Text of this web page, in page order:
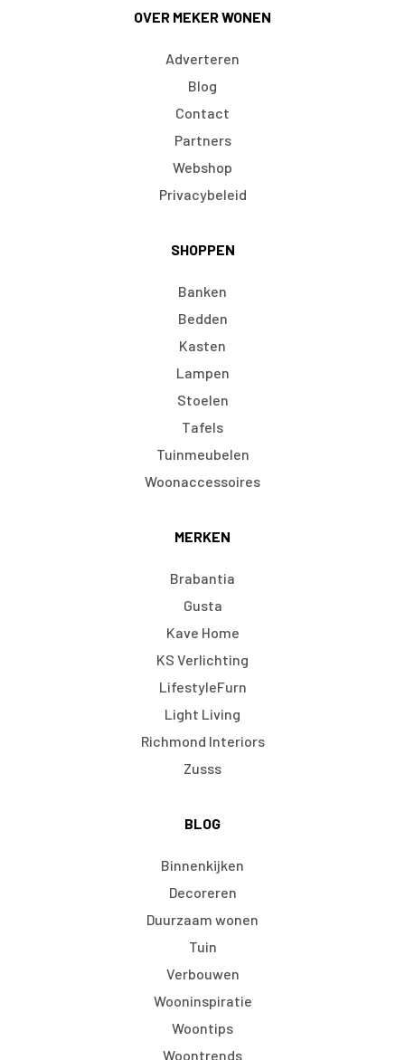
OVER MEKER WONEN
Adverteren
Blog
Contact
Partners
Webshop
Privacybeleid
SHOPPEN
Banken
Bedden
Kasten
Lampen
Stoelen
Tafels
Tuinmeubelen
Woonaccessoires
MERKEN
Brabantia
Gusta
Kave Home
KS Verlichting
LifestyleFurn
Light Living
Richmond Interiors
Zusss
BLOG
Binnenkijken
Decoreren
Duurzaam wonen
Tuin
Verbouwen
Wooninspiratie
Woontips
Woontrends